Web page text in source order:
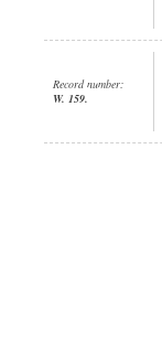
Record number:
W. 159.